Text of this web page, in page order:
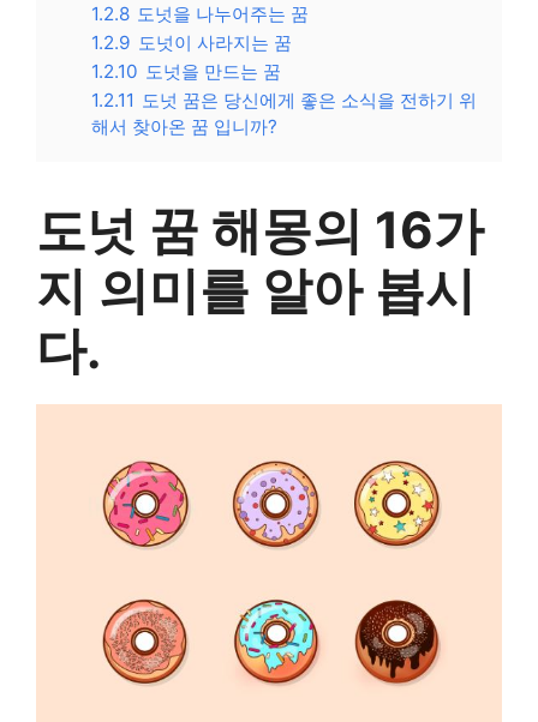
1.2.8 도넛을 나누어주는 꿈
1.2.9 도넛이 사라지는 꿈
1.2.10 도넛을 만드는 꿈
1.2.11 도넛 꿈은 당신에게 좋은 소식을 전하기 위
해서 찾아온 꿈 입니까?
도넛 꿈 해몽의 16가
지 의미를 알아 봅시
다.